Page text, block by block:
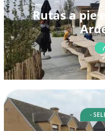
Rutas a pie
-